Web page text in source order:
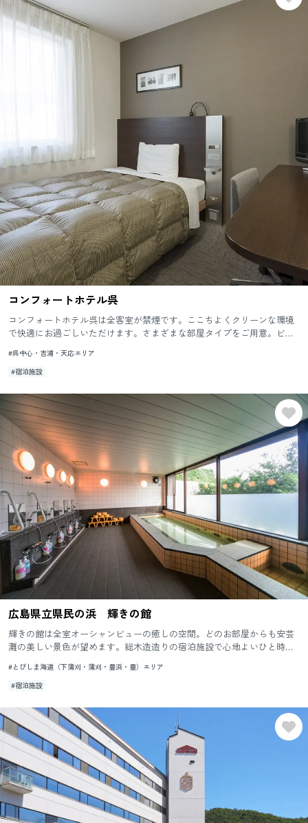
コンフォートホテル呉
コンフォートホテル呉は全客室が禁煙です。ここちよくクリーンな環境
で快適にお過ごしいただけます。さまざまな部屋タイプをご用意。ビジ
#呉中心・吉浦・天応エリア
#宿泊施設
広島県立県民の浜 輝きの館
輝きの館は全室オーシャンビューの癒しの空間。どのお部屋からも安芸
灘の美しい景色が望めます。総木造造りの宿泊施設で心地よいひと時を
#とびしま海道（下蒲刈・蒲刈・豊浜・豊）エリア
#宿泊施設